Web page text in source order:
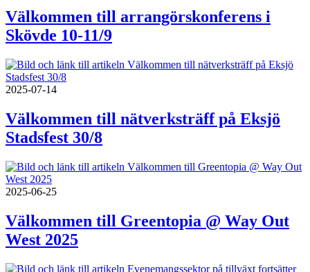
Välkommen till arrangörskonferens i
Skövde 10-11/9
2025-07-14
Välkommen till nätverksträff på Eksjö
Stadsfest 30/8
2025-06-25
Välkommen till Greentopia @ Way Out
West 2025